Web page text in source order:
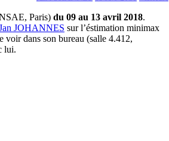
Paris) du 09 au 13 avril 2018.
JOHANNES sur l’éstimation minimax
voir dans son bureau (salle 4.412,
lui.